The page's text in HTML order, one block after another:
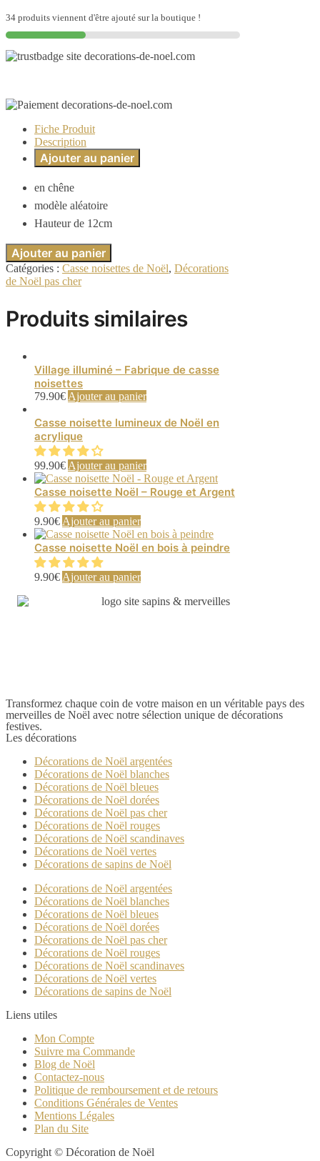
de
platine
34 produits viennent d'être ajouté sur la boutique !
Fiche Produit
Description
Ajouter au panier
en chêne
modèle aléatoire
Hauteur de 12cm
Ajouter au panier
Catégories : Casse noisettes de Noël, Décorations
de Noël pas cher
Produits similaires
Village illuminé – Fabrique de casse
noisettes
79.90€ Ajouter au panier
Casse noisette lumineux de Noël en
acrylique
99.90€ Ajouter au panier
Casse noisette Noël – Rouge et Argent
9.90€ Ajouter au panier
Casse noisette Noël en bois à peindre
9.90€ Ajouter au panier
Transformez chaque coin de votre maison en un véritable pays des
merveilles de Noël avec notre sélection unique de décorations
festives.
Les décorations
Décorations de Noël argentées
Décorations de Noël blanches
Décorations de Noël bleues
Décorations de Noël dorées
Décorations de Noël pas cher
Décorations de Noël rouges
Décorations de Noël scandinaves
Décorations de Noël vertes
Décorations de sapins de Noël
Décorations de Noël argentées
Décorations de Noël blanches
Décorations de Noël bleues
Décorations de Noël dorées
Décorations de Noël pas cher
Décorations de Noël rouges
Décorations de Noël scandinaves
Décorations de Noël vertes
Décorations de sapins de Noël
Liens utiles
Mon Compte
Suivre ma Commande
Blog de Noël
Contactez-nous
Politique de remboursement et de retours
Conditions Générales de Ventes
Mentions Légales
Plan du Site
Copyright © Décoration de Noël